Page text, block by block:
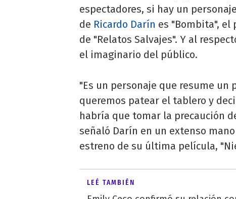
espectadores, si hay un
de Ricardo Darín es "Bombita",
de "Relatos Salvajes". Y al
el imaginario del público.
"Es un personaje que resume un
queremos patear el tablero y
habría que tomar la precaución
señaló Darín en un extenso
estreno de su última película,
LEÉ TAMBIÉN